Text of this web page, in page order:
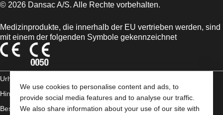
We use cookies to personalise content and ads, to
provide social media features and to analyse our traffic.
We also share information about your use of our site with
© 2026 Dansac A/S. Alle Rechte vorbehalten.
Medizinprodukte, die innerhalb der EU vertrieben werden, sind
mit einem der folgenden Symbole gekennzeichnet
Urheberrechts-
Hinweis/Nutzungsbedingungen
Impressum
Datenschutz-
Bestimmungen Umgang mit Cookies